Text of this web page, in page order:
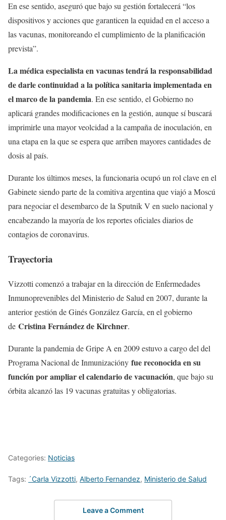
En ese sentido, aseguró que bajo su gestión fortalecerá “los
dispositivos y acciones que garanticen la equidad en el acceso a
las vacunas, monitoreando el cumplimiento de la planificación
prevista”.
La médica especialista en vacunas tendrá la responsabilidad
de darle continuidad a la política sanitaria implementada en
el marco de la pandemia. En ese sentido, el Gobierno no
aplicará grandes modificaciones en la gestión, aunque sí buscará
imprimirle una mayor veolcidad a la campaña de inoculación, en
una etapa en la que se espera que arriben mayores cantidades de
dosis al país.
Durante los últimos meses, la funcionaria ocupó un rol clave en el
Gabinete siendo parte de la comitiva argentina que viajó a Moscú
para negociar el desembarco de la Sputnik V en suelo nacional y
encabezando la mayoría de los reportes oficiales diarios de
contagios de coronavirus.
Trayectoria
Vizzotti comenzó a trabajar en la dirección de Enfermedades
Inmunoprevenibles del Ministerio de Salud en 2007, durante la
anterior gestión de Ginés González García, en el gobierno
de Cristina Fernández de Kirchner.
Durante la pandemia de Gripe A en 2009 estuvo a cargo del del
Programa Nacional de Inmunizacióny fue reconocida en su
función por ampliar el calendario de vacunación, que bajo su
órbita alcanzó las 19 vacunas gratuitas y obligatorias.
Categories: Noticias
Tags: ´Carla Vizzotti, Alberto Fernandez, Ministerio de Salud
Leave a Comment